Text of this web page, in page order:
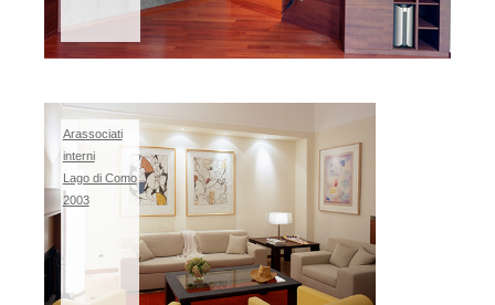
Arassociati
interni
Lago di Como
2003